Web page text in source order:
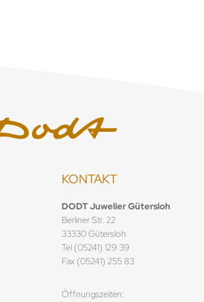
KONTAKT
DODT Juwelier Gütersloh
Berliner Str. 22
33330 Gütersloh
Tel (05241) 129 39
Fax (05241) 255 83
Öffnungszeiten: